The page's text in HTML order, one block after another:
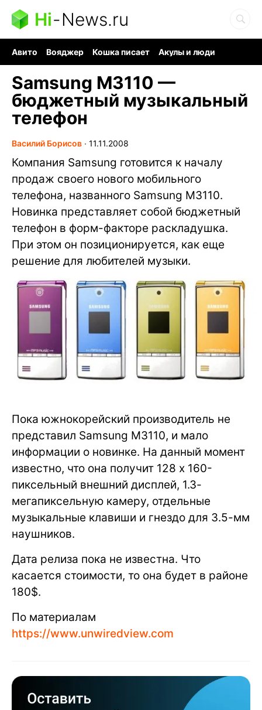
Hi-News.ru
Авито Вояджер Кошка писает
Акулы и люди
Samsung M3110 —
бюджетный музыкальный
телефон
Василий Борисов ∙ 11.11.2008
Компания Samsung готовится к началу
продаж своего нового мобильного
телефона, названного Samsung M3110.
Новинка представляет собой бюджетный
телефон в форм-факторе раскладушка.
При этом он позиционируется, как еще
решение для любителей музыки.
Пока южнокорейский производитель не
представил Samsung M3110, и мало
информации о новинке. На данный момент
известно, что она получит 128 x 160-
пиксельный внешний дисплей, 1.3-
мегапиксельную камеру, отдельные
музыкальные клавиши и гнездо для 3.5-мм
наушников.
Дата релиза пока не известна. Что
касается стоимости, то она будет в районе
180$.
По материалам
https://www.unwiredview.com